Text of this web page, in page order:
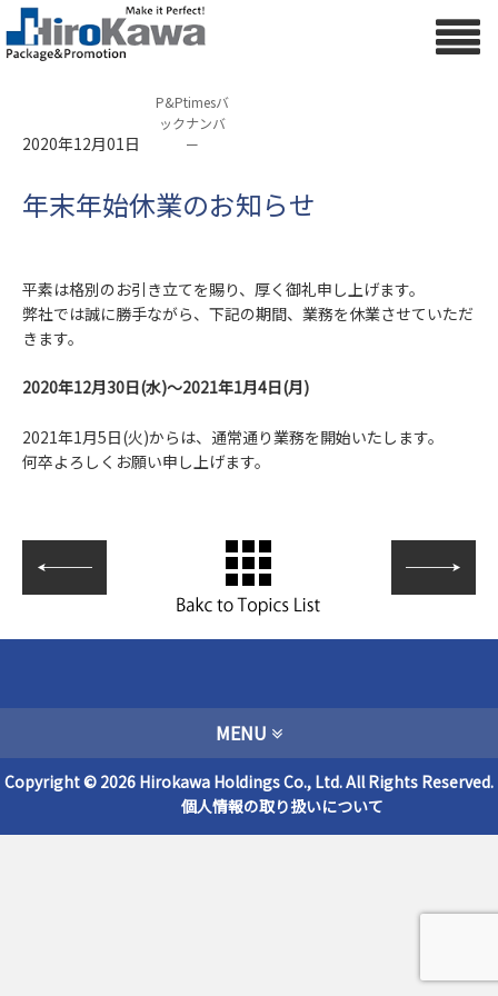
2020年12月01日
P&Ptimesバ
ックナンバ
ー
年末年始休業のお知らせ
平素は格別のお引き立てを賜り、厚く御礼申し上げます。
弊社では誠に勝手ながら、下記の期間、業務を休業させていただ
きます。
2020年12月30日(水)～2021年1月4日(月)
2021年1月5日(火)からは、通常通り業務を開始いたします。
何卒よろしくお願い申し上げます。
MENU
Copyright © 2026 Hirokawa Holdings Co., Ltd. All Rights Reserved.
個人情報の取り扱いについて